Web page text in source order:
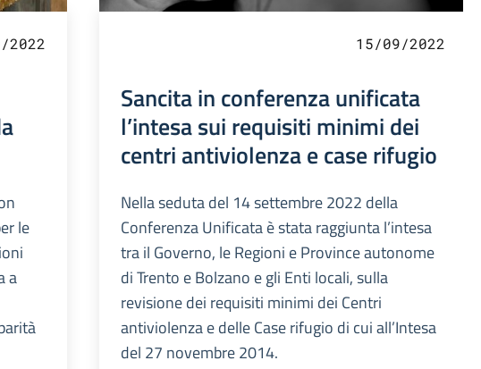
2022
le
a
15/09/2022
Sancita in conferenza unificata
l’intesa sui requisiti minimi dei
centri antiviolenza e case rifugio
Nella seduta del 14 settembre 2022 della
Conferenza Unificata è stata raggiunta l’intesa
tra il Governo, le Regioni e Province autonome
di Trento e Bolzano e gli Enti locali, sulla
revisione dei requisiti minimi dei Centri
antiviolenza e delle Case rifugio di cui all’Intesa
del 27 novembre 2014.